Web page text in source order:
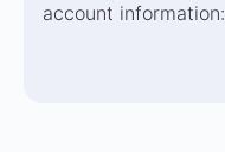
account information: